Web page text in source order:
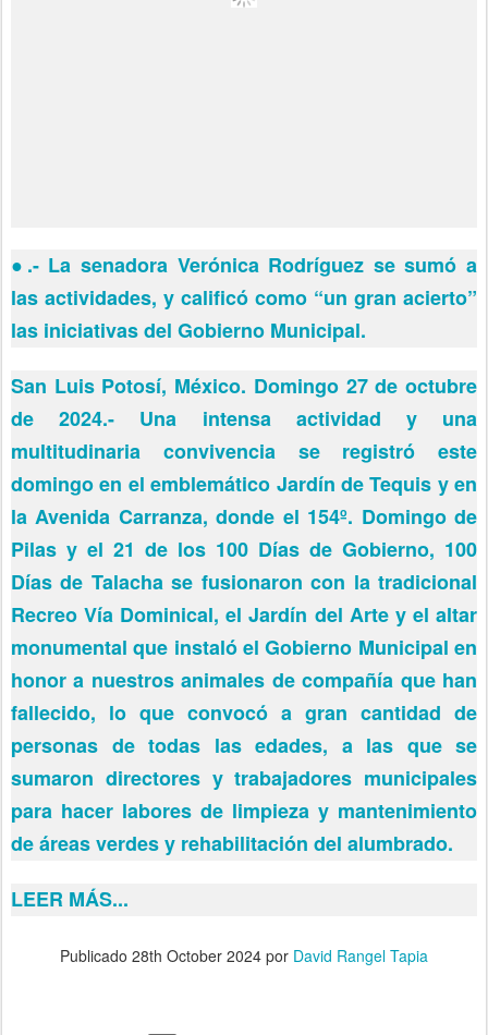
● .- La senadora Verónica Rodríguez se sumó a
las actividades, y calificó como “un gran acierto”
las iniciativas del Gobierno Municipal.
San Luis Potosí, México. Domingo 27 de octubre
de 2024.- Una intensa actividad y una
multitudinaria convivencia se registró este
domingo en el emblemático Jardín de Tequis y en
la Avenida Carranza, donde el 154º. Domingo de
Pilas y el 21 de los 100 Días de Gobierno, 100
Días de Talacha se fusionaron con la tradicional
Recreo Vía Dominical, el Jardín del Arte y el altar
monumental que instaló el Gobierno Municipal en
honor a nuestros animales de compañía que han
fallecido, lo que convocó a gran cantidad de
personas de todas las edades, a las que se
sumaron directores y trabajadores municipales
para hacer labores de limpieza y mantenimiento
de áreas verdes y rehabilitación del alumbrado.
LEER MÁS...
Publicado 28th October 2024 por David Rangel Tapia